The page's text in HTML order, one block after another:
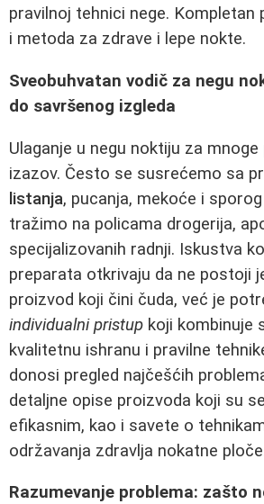
pravilnoj tehnici nege. Kompletan
i metoda za zdrave i lepe nokte.
Sveobuhvatan vodič za negu
do savršenog izgleda
Ulaganje u negu noktiju za
izazov. Često se susrećemo sa
listanja, pucanja, mekoće i
tražimo na policama drogerija,
specijalizovanih radnji. Iskustva
preparata otkrivaju da ne postoji
proizvod koji čini čuda, već je
individualni pristup koji kombinuje
kvalitetnu ishranu i pravilne
donosi pregled najčešćih
detaljne opise proizvoda koji su
efikasnim, kao i savete o
održavanja zdravlja nokatne
Razumevanje problema: zašto